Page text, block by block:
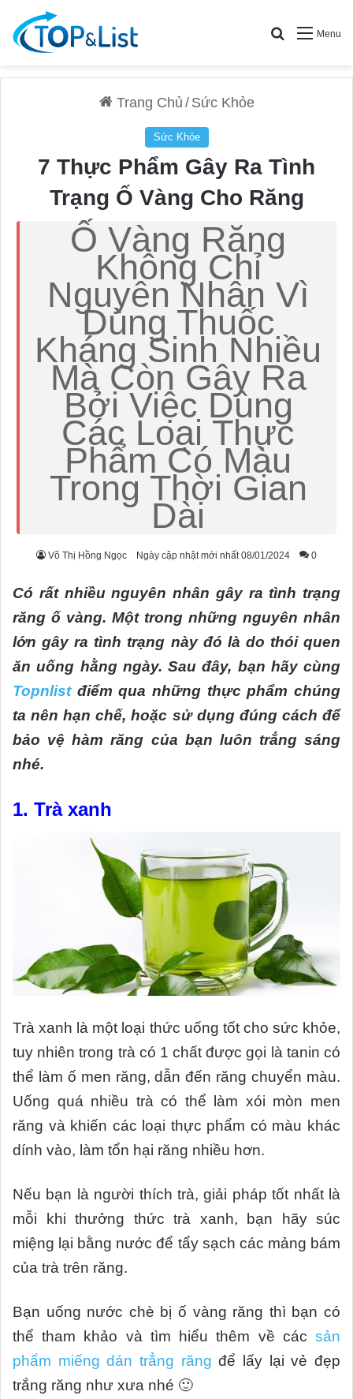
Menu
Search for
Trang Chủ / Sức Khỏe
Sức Khỏe
7 Thực Phẩm Gây Ra Tình
Trạng Ố Vàng Cho Răng
Ố Vàng Răng
Không Chỉ
Nguyên Nhân Vì
Dùng Thuốc
Kháng Sinh Nhiều
Mà Còn Gây Ra
Bởi Việc Dùng
Các Loại Thực
Phẩm Có Màu
Trong Thời Gian
Dài
Võ Thị Hồng Ngọc Ngày cập nhật mới nhất 08/01/2024 0
Có rất nhiều nguyên nhân gây ra tình trạng
răng ố vàng. Một trong những nguyên nhân
lớn gây ra tình trạng này đó là do thói quen
ăn uống hằng ngày. Sau đây, bạn hãy cùng
Topnlistđiểm qua những thực phẩm chúng
ta nên hạn chế, hoặc sử dụng đúng cách để
bảo vệ hàm răng của bạn luôn trắng sáng
nhé.
1. Trà xanh
Trà xanh là một loại thức uống tốt cho sức khỏe,
tuy nhiên trong trà có 1 chất được gọi là tanin có
thể làm ố men răng, dẫn đến răng chuyển màu.
Uống quá nhiều trà có thể làm xói mòn men
răng và khiến các loại thực phẩm có màu khác
dính vào, làm tổn hại răng nhiều hơn.
Nếu bạn là người thích trà, giải pháp tốt nhất là
mỗi khi thưởng thức trà xanh, bạn hãy súc
miệng lại bằng nước để tẩy sạch các mảng bám
của trà trên răng.
Bạn uống nước chè bị ố vàng răng thì bạn có
thể tham khảo và tìm hiểu thêm về các sản
phẩm miếng dán trẳng răng để lấy lại vẻ đẹp
trắng răng như xưa nhé 🙂